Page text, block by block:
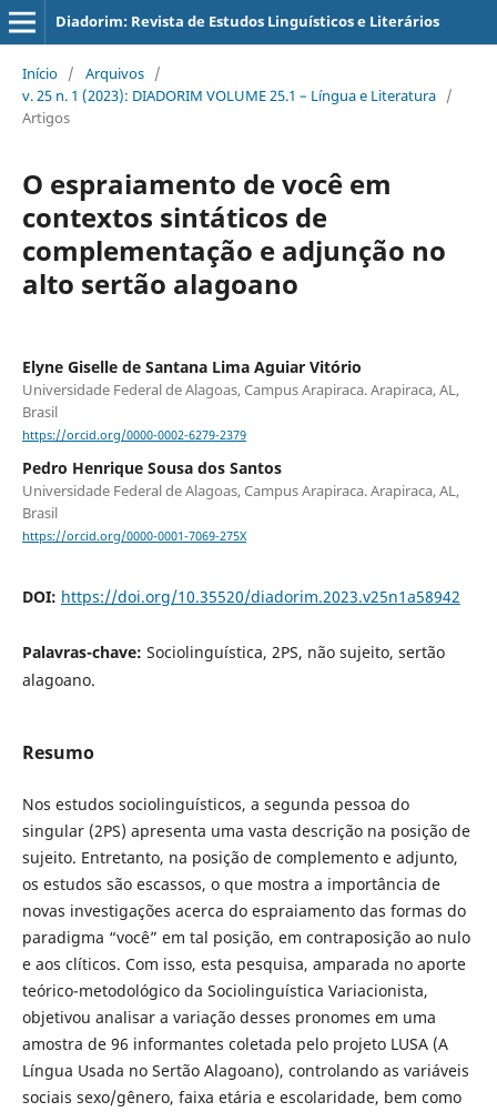
Diadorim: Revista de Estudos Linguísticos e Literários
Início / Arquivos /
v. 25 n. 1 (2023): DIADORIM VOLUME 25.1 – Língua e Literatura /
Artigos
O espraiamento de você em
contextos sintáticos de
complementação e adjunção no
alto sertão alagoano
Elyne Giselle de Santana Lima Aguiar Vitório
Universidade Federal de Alagoas, Campus Arapiraca. Arapiraca, AL,
Brasil
https://orcid.org/0000-0002-6279-2379
Pedro Henrique Sousa dos Santos
Universidade Federal de Alagoas, Campus Arapiraca. Arapiraca, AL,
Brasil
https://orcid.org/0000-0001-7069-275X
DOI: https://doi.org/10.35520/diadorim.2023.v25n1a58942
Palavras-chave: Sociolinguística, 2PS, não sujeito, sertão
alagoano.
Resumo
Nos estudos sociolinguísticos, a segunda pessoa do
singular (2PS) apresenta uma vasta descrição na posição de
sujeito. Entretanto, na posição de complemento e adjunto,
os estudos são escassos, o que mostra a importância de
novas investigações acerca do espraiamento das formas do
paradigma “você” em tal posição, em contraposição ao nulo
e aos clíticos. Com isso, esta pesquisa, amparada no aporte
teórico-metodológico da Sociolinguística Variacionista,
objetivou analisar a variação desses pronomes em uma
amostra de 96 informantes coletada pelo projeto LUSA (A
Língua Usada no Sertão Alagoano), controlando as variáveis
sociais sexo/gênero, faixa etária e escolaridade, bem como